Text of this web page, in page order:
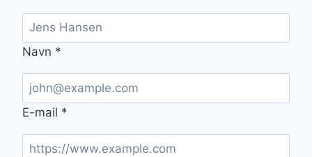
Navn *
E-mail *